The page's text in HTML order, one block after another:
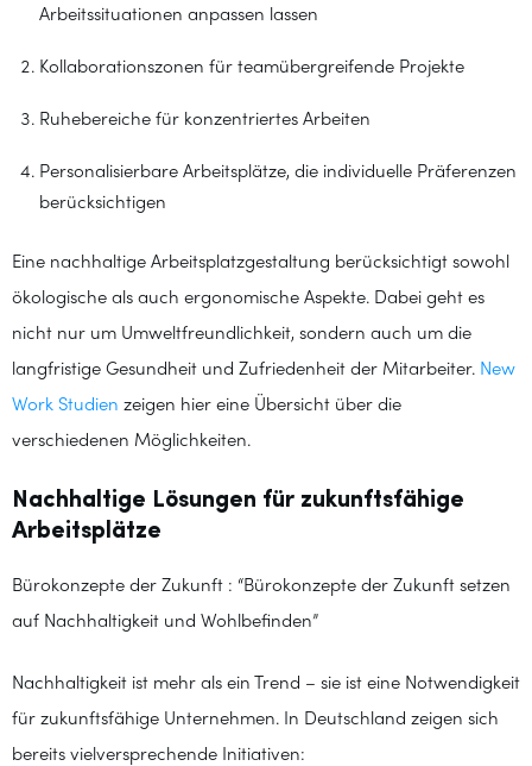
Arbeitssituationen anpassen lassen
Kollaborationszonen für teamübergreifende Projekte
Ruhebereiche für konzentriertes Arbeiten
Personalisierbare Arbeitsplätze, die individuelle Präferenzen
berücksichtigen
Eine nachhaltige Arbeitsplatzgestaltung berücksichtigt sowohl
ökologische als auch ergonomische Aspekte. Dabei geht es
nicht nur um Umweltfreundlichkeit, sondern auch um die
langfristige Gesundheit und Zufriedenheit der Mitarbeiter. New
Work Studien zeigen hier eine Übersicht über die
verschiedenen Möglichkeiten.
Nachhaltige Lösungen für zukunftsfähige
Arbeitsplätze
Bürokonzepte der Zukunft : “Bürokonzepte der Zukunft setzen
auf Nachhaltigkeit und Wohlbefinden”
Nachhaltigkeit ist mehr als ein Trend – sie ist eine Notwendigkeit
für zukunftsfähige Unternehmen. In Deutschland zeigen sich
bereits vielversprechende Initiativen: